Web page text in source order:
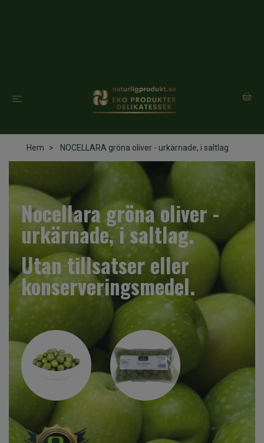
Hem NOCELLARA gröna oliver - urkärnade, i saltlag
Nocellara gröna oliver -
urkärnade, i saltlag.
Utan tillsatser eller
konserveringsmedel.